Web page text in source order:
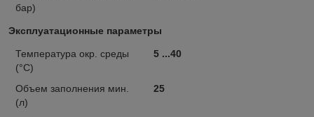
бар)
Эксплуатационные параметры
Температура окр. среды
(°C)
5 ...40
Объем заполнения мин.
(л)
25